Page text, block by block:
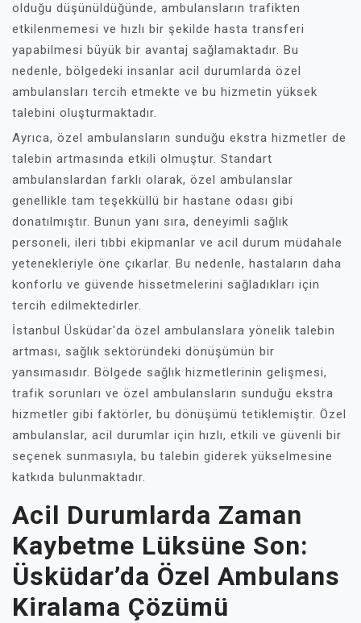
olduğu düşünüldüğünde, ambulansların trafikten
etkilenmemesi ve hızlı bir şekilde hasta transferi
yapabilmesi büyük bir avantaj sağlamaktadır. Bu
nedenle, bölgedeki insanlar acil durumlarda özel
ambulansları tercih etmekte ve bu hizmetin yüksek
talebini oluşturmaktadır.
Ayrıca, özel ambulansların sunduğu ekstra hizmetler de
talebin artmasında etkili olmuştur. Standart
ambulanslardan farklı olarak, özel ambulanslar
genellikle tam teşekküllü bir hastane odası gibi
donatılmıştır. Bunun yanı sıra, deneyimli sağlık
personeli, ileri tıbbi ekipmanlar ve acil durum müdahale
yetenekleriyle öne çıkarlar. Bu nedenle, hastaların daha
konforlu ve güvende hissetmelerini sağladıkları için
tercih edilmektedirler.
İstanbul Üsküdar'da özel ambulanslara yönelik talebin
artması, sağlık sektöründeki dönüşümün bir
yansımasıdır. Bölgede sağlık hizmetlerinin gelişmesi,
trafik sorunları ve özel ambulansların sunduğu ekstra
hizmetler gibi faktörler, bu dönüşümü tetiklemiştir. Özel
ambulanslar, acil durumlar için hızlı, etkili ve güvenli bir
seçenek sunmasıyla, bu talebin giderek yükselmesine
katkıda bulunmaktadır.
Acil Durumlarda Zaman
Kaybetme Lüksüne Son:
Üsküdar’da Özel Ambulans
Kiralama Çözümü